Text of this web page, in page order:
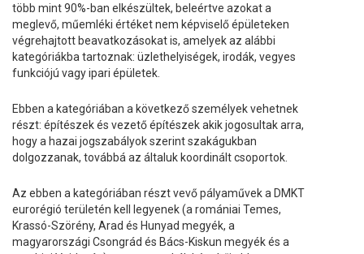
több mint 90%-ban elkészültek, beleértve azokat a
meglevő, műemléki értéket nem képviselő épületeken
végrehajtott beavatkozásokat is, amelyek az alábbi
kategóriákba tartoznak: üzlethelyiségek, irodák, vegyes
funkciójú vagy ipari épületek.
Ebben a kategóriában a következő személyek vehetnek
részt: építészek és vezető építészek akik jogosultak arra,
hogy a hazai jogszabályok szerint szakágukban
dolgozzanak, továbbá az általuk koordinált csoportok.
Az ebben a kategóriában részt vevő pályaművek a DMKT
eurorégió területén kell legyenek (a romániai Temes,
Krassó-Szörény, Arad és Hunyad megyék, a
magyarországi Csongrád és Bács-Kiskun megyék és a